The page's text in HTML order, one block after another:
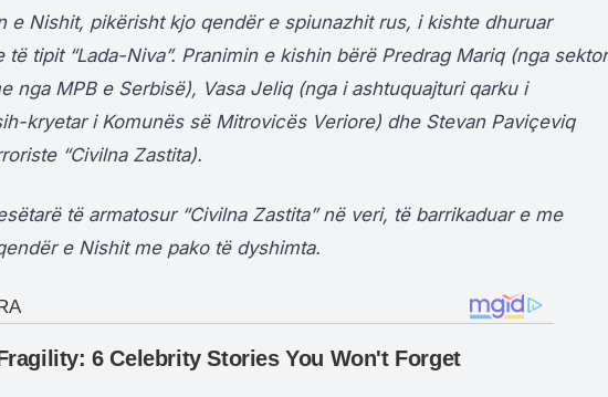
e Nishit, pikërisht kjo qendër e spiunazhit rus, i kishte dhuruar
të tipit “Lada-Niva”. Pranimin e kishin bërë Predrag Mariq (nga
nga MPB e Serbisë), Vasa Jeliq (nga i ashtuquajturi qarku i
kryetar i Komunës së Mitrovicës Veriore) dhe Stevan Paviçeviq
“Civilna Zastita).
të armatosur “Civilna Zastita” në veri, të barrikaduar e me
e Nishit me pako të dyshimta.